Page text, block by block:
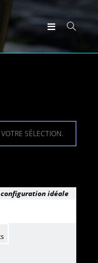
SÉLECTION.
idéale